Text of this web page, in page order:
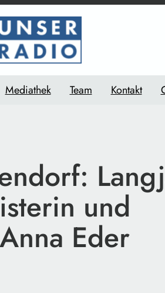
Mediathek Team Kontakt
und
Eder